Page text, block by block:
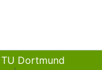
Dortmund